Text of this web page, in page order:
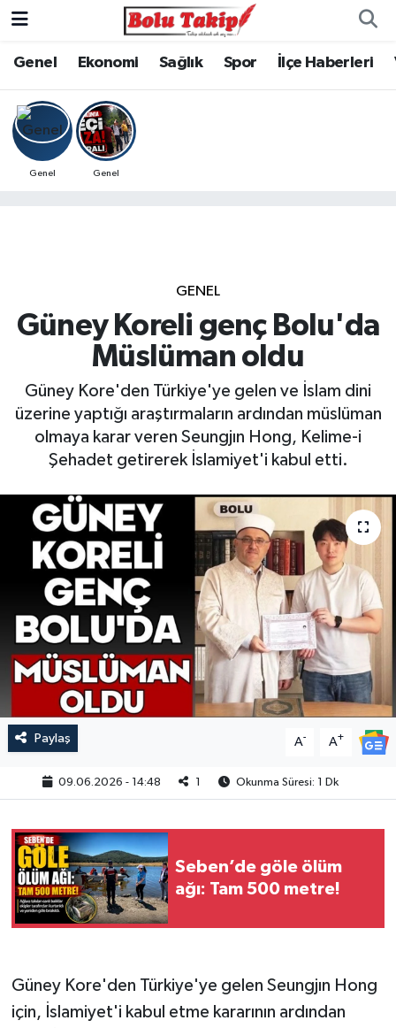
Genel Ekonomi Sağlık Spor İlçe Haberleri
Genel Genel
GENEL
Güney Koreli genç Bolu'da
Müslüman oldu
Güney Kore'den Türkiye'ye gelen ve İslam dini
üzerine yaptığı araştırmaların ardından müslüman
olmaya karar veren Seungjın Hong, Kelime-i
Şehadet getirerek İslamiyet'i kabul etti.
Paylaş A- A+
09.06.2026 - 14:48 Okunma Süresi: 1 Dk
Seben’de göle ölüm
ağı: Tam 500 metre!
Güney Kore'den Türkiye'ye gelen Seungjın Hong
için, İslamiyet'i kabul etme kararının ardından